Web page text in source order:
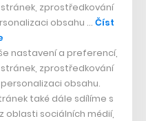
100 stojí jednorázově
měsíčně, jednodenní
na 25 tisíc. Kromě
už hlásí i první firmy,
svým zaměstnancům
zprostředkování
obsahu … Číst
nastavení a preferencí,
zprostředkování
obsahu.
také dále sdílíme s
oblasti sociálních médií,